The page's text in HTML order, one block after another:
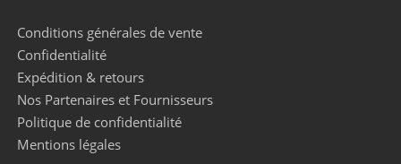
Conditions générales de vente
Confidentialité
Expédition & retours
Nos Partenaires et Fournisseurs
Politique de confidentialité
Mentions légales